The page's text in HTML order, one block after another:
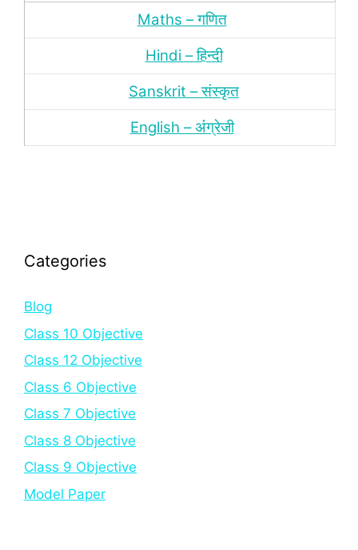
Maths – गणित
Hindi – हिन्‍दी
Sanskrit – संस्‍कृत
English – अंंग्रेजी
Categories
Blog
Class 10 Objective
Class 12 Objective
Class 6 Objective
Class 7 Objective
Class 8 Objective
Class 9 Objective
Model Paper